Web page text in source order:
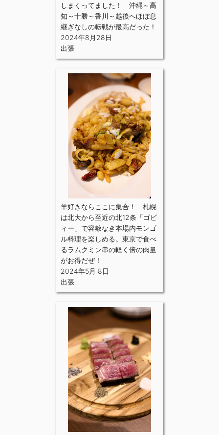
しまくってました！ 沖縄～高
知～十勝～香川～越後へほぼ息
継ぎなしの転戦が最高だった！
2024年8月28日
出張
羊好きならここに集合！ 札幌
は北大から至近の北12条「ゴビ
ィー」で容赦なき本場内モンゴ
ル料理を楽しめる。東京で食べ
るラムクミン串の軽く倍の肉量
がお得だぜ！
2024年5月 8日
出張